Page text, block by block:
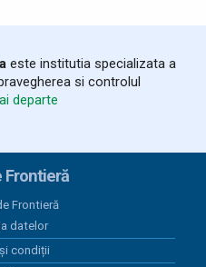
din luna martie
2026 - versiunea 06
Publice 2026 -
este institutia specializata a
si controlul
departe
Frontieră
Frontieră
datelor
condiții